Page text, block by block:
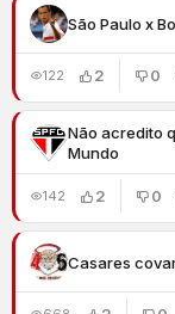
São Paulo x
122 2 0
Não acredito
Mundo
142 2 0
Casares